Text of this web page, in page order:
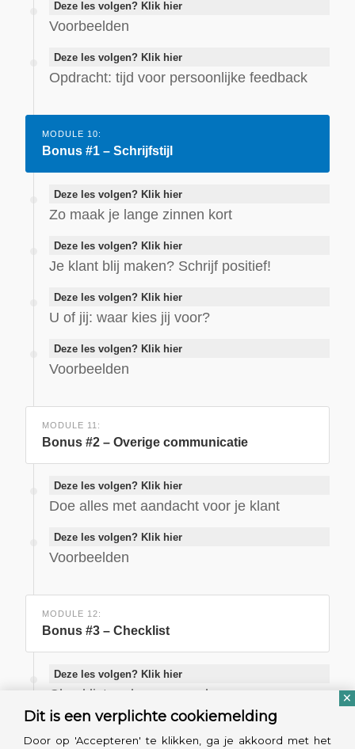
Deze les volgen? Klik hier
Voorbeelden
Deze les volgen? Klik hier
Opdracht: tijd voor persoonlijke feedback
MODULE 10:
Bonus #1 – Schrijfstijl
Deze les volgen? Klik hier
Zo maak je lange zinnen kort
Deze les volgen? Klik hier
Je klant blij maken? Schrijf positief!
Deze les volgen? Klik hier
U of jij: waar kies jij voor?
Deze les volgen? Klik hier
Voorbeelden
MODULE 11:
Bonus #2 – Overige communicatie
Deze les volgen? Klik hier
Doe alles met aandacht voor je klant
Deze les volgen? Klik hier
Voorbeelden
MODULE 12:
Bonus #3 – Checklist
Deze les volgen? Klik hier
Checklist verkoopgesprek
Dit is een verplichte cookiemelding
Door op 'Accepteren' te klikken, ga je akkoord met het